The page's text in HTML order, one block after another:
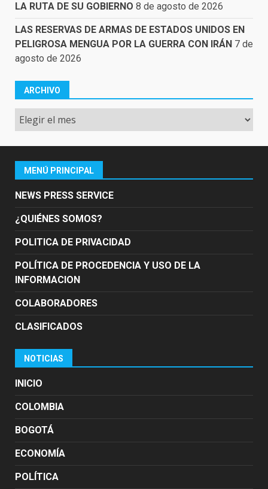
LA RUTA DE SU GOBIERNO 8 de agosto de 2026
LAS RESERVAS DE ARMAS DE ESTADOS UNIDOS EN
PELIGROSA MENGUA POR LA GUERRA CON IRÁN 7 de
agosto de 2026
ARCHIVO
Archivo
MENÚ PRINCIPAL
NEWS PRESS SERVICE
¿QUIÉNES SOMOS?
POLITICA DE PRIVACIDAD
POLÍTICA DE PROCEDENCIA Y USO DE LA
INFORMACION
COLABORADORES
CLASIFICADOS
NOTICIAS
INICIO
COLOMBIA
BOGOTÁ
ECONOMÍA
POLÍTICA